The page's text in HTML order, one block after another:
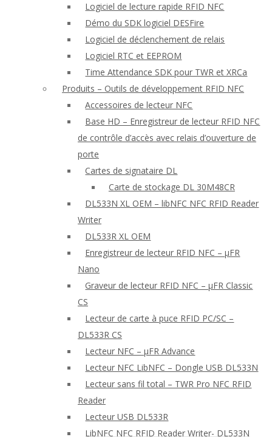
Logiciel de lecture rapide RFID NFC
Démo du SDK logiciel DESFire
Logiciel de déclenchement de relais
Logiciel RTC et EEPROM
Time Attendance SDK pour TWR et XRCa
Produits – Outils de développement RFID NFC
Accessoires de lecteur NFC
Base HD – Enregistreur de lecteur RFID NFC
de contrôle d’accès avec relais d’ouverture de
porte
Cartes de signataire DL
Carte de stockage DL 30M48CR
DL533N XL OEM – libNFC NFC RFID Reader
Writer
DL533R XL OEM
Enregistreur de lecteur RFID NFC – μFR
Nano
Graveur de lecteur RFID NFC – μFR Classic
CS
Lecteur de carte à puce RFID PC/SC –
DL533R CS
Lecteur NFC – μFR Advance
Lecteur NFC LibNFC – Dongle USB DL533N
Lecteur sans fil total – TWR Pro NFC RFID
Reader
Lecteur USB DL533R
LibNFC NFC RFID Reader Writer- DL533N